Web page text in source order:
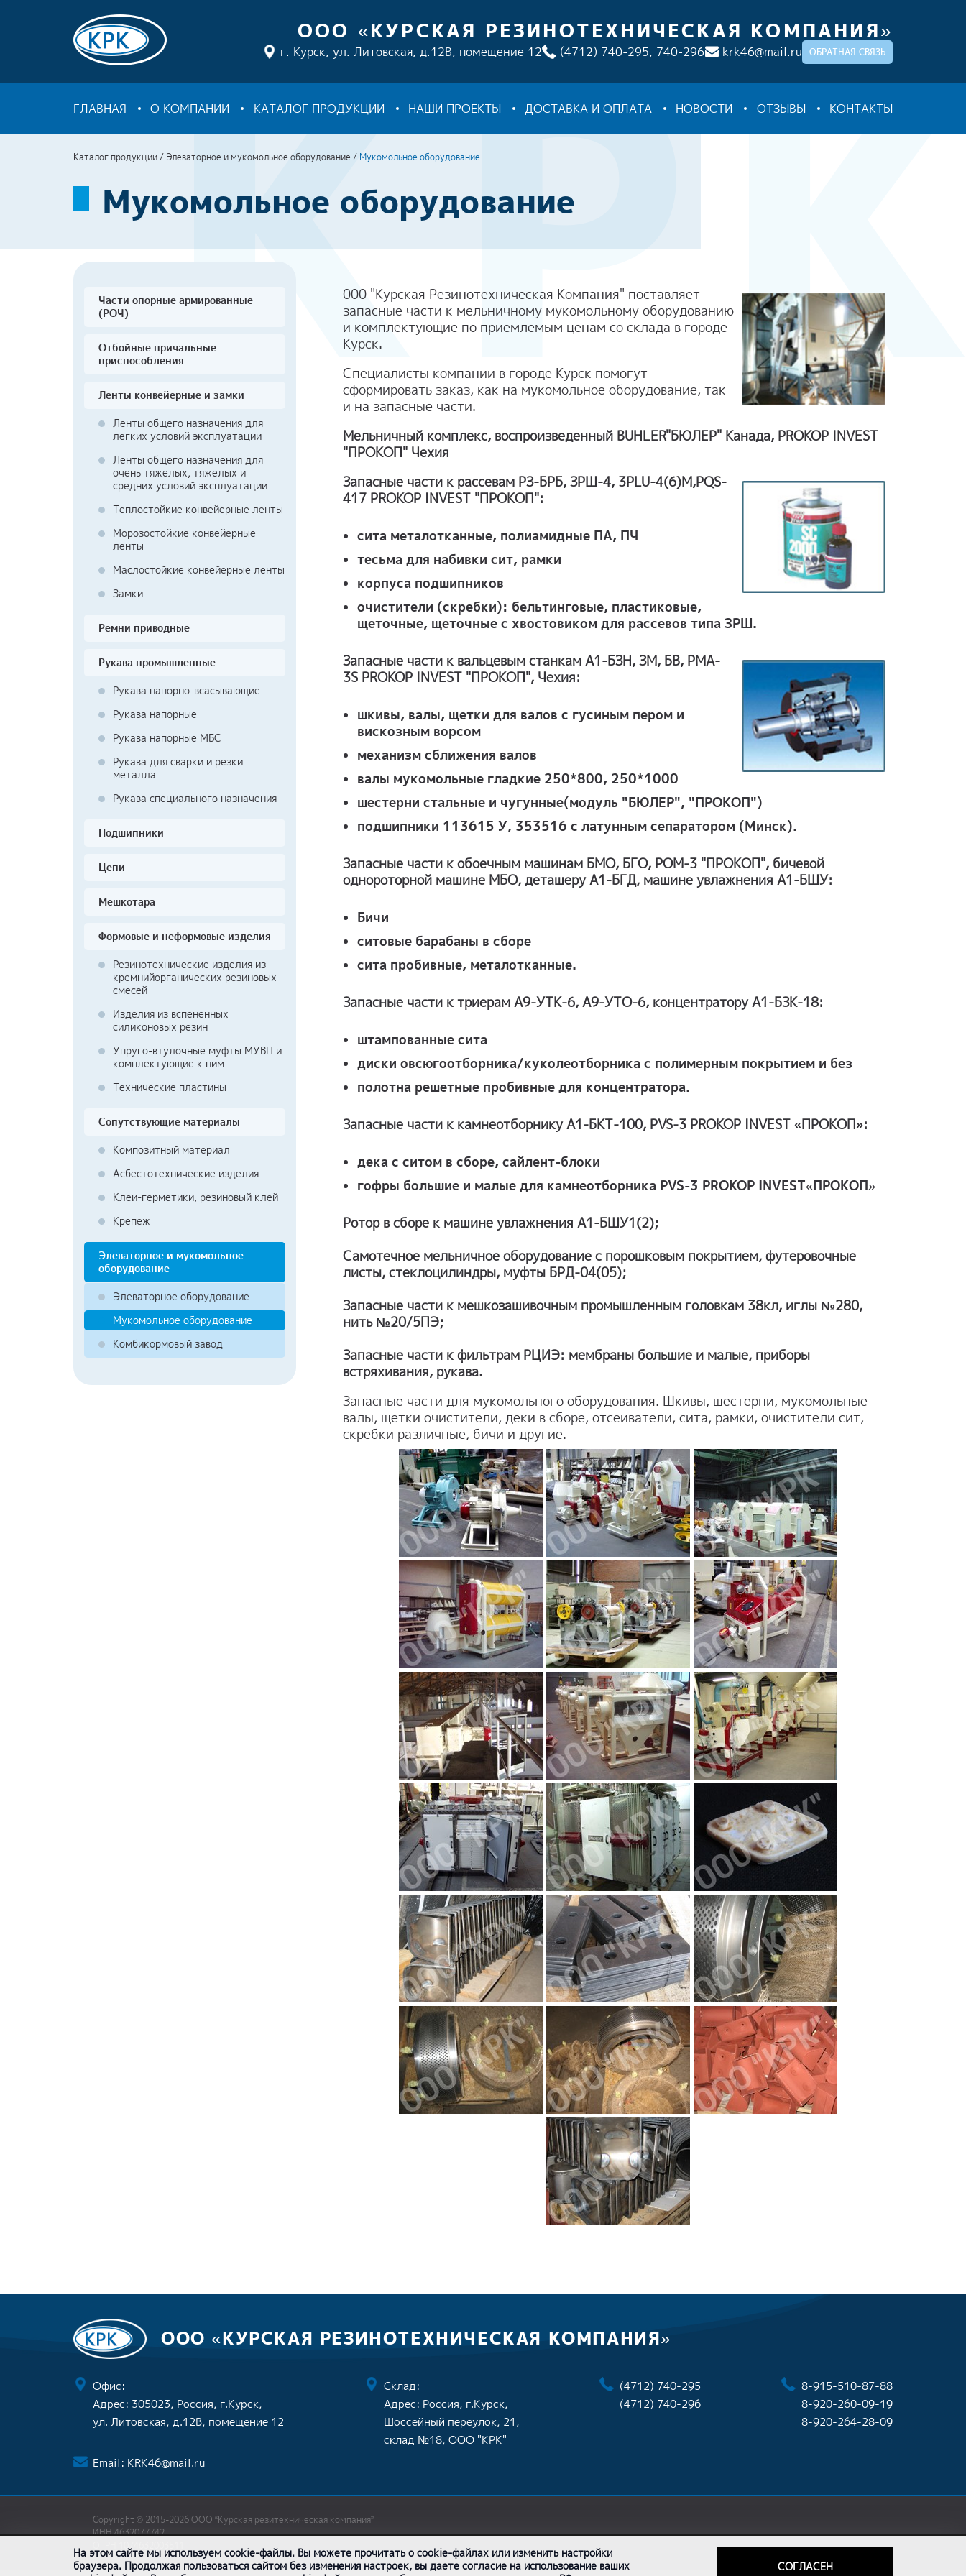
ООО «КУРСКАЯ РЕЗИНОТЕХНИЧЕСКАЯ КОМПАНИЯ»
г. Курск, ул. Литовская, д.12В, помещение 12 (4712) 740-295, 740-296 krk46@mail.ru ОБРАТНАЯ СВЯЗЬ
ГЛАВНАЯ О КОМПАНИИ КАТАЛОГ ПРОДУКЦИИ НАШИ ПРОЕКТЫ ДОСТАВКА И ОПЛАТА НОВОСТИ ОТЗЫВЫ КОНТАКТЫ
Каталог продукции/ Элеваторное и мукомольное оборудование / Мукомольное оборудование
Мукомольное оборудование
Части опорные армированные
(РОЧ)
Отбойные причальные
приспособления
Ленты конвейерные и замки
Ленты общего назначения для
легких условий эксплуатации
Ленты общего назначения для
очень тяжелых, тяжелых и
средних условий эксплуатации
Теплостойкие конвейерные ленты
Морозостойкие конвейерные
ленты
Маслостойкие конвейерные ленты
Замки
Ремни приводные
Рукава промышленные
Рукава напорно-всасывающие
Рукава напорные
Рукава напорные МБС
Рукава для сварки и резки
металла
Рукава специального назначения
Подшипники
Цепи
Мешкотара
Формовые и неформовые изделия
Резинотехнические изделия из
кремнийорганических резиновых
смесей
Изделия из вспененных
силиконовых резин
Упруго-втулочные муфты МУВП и
комплектующие к ним
Технические пластины
Сопутствующие материалы
Композитный материал
Асбестотехнические изделия
Клеи-герметики, резиновый клей
Крепеж
Элеваторное и мукомольное
оборудование
Элеваторное оборудование
Мукомольное оборудование
Комбикормовый завод
000 "Курская Резинотехническая Компания" поставляет
запасные части к мельничному мукомольному оборудованию
и комплектующие по приемлемым ценам со склада в городе
Курск.
Специалисты компании в городе Курск помогут
сформировать заказ, как на мукомольное оборудование, так
и на запасные части.
Мельничный комплекс, воспроизведенный BUHLER"БЮЛЕР" Канада, PROKOP INVEST
"ПРОКОП" Чехия
Запасные части к рассевам РЗ-БРБ, ЗРШ-4, 3PLU-4(6)M,PQS-
417 PROKOP INVEST "ПРОКОП":
сита металотканные, полиамидные ПА, ПЧ
тесьма для набивки сит, рамки
корпуса подшипников
очистители (скребки): бельтинговые, пластиковые,
щеточные, щеточные с хвостовиком для рассевов типа ЗРШ.
Запасные части к вальцевым станкам А1-БЗН, ЗМ, БВ, PMA-
3S PROKOP INVEST "ПРОКОП", Чехия:
шкивы, валы, щетки для валов с гусиным пером и
вискозным ворсом
механизм сближения валов
валы мукомольные гладкие 250*800, 250*1000
шестерни стальные и чугунные(модуль "БЮЛЕР", "ПРОКОП")
подшипники 113615 У, 353516 с латунным сепаратором (Минск).
Запасные части к обоечным машинам БМО, БГО, РОМ-3 "ПРОКОП", бичевой
однороторной машине МБО, деташеру А1-БГД, машине увлажнения А1-БШУ:
Бичи
ситовые барабаны в сборе
сита пробивные, металотканные.
Запасные части к триерам А9-УТК-6, А9-УТО-6, концентратору А1-БЗК-18:
штампованные сита
диски овсюгоотборника/куколеотборника с полимерным покрытием и без
полотна решетные пробивные для концентратора.
Запасные части к камнеотборнику А1-БКТ-100, PVS-3 PROKOP INVEST «ПРОКОП»:
дека с ситом в сборе, сайлент-блоки
гофры большие и малые для камнеотборника PVS-3 PROKOP INVEST«ПРОКОП»
Ротор в сборе к машине увлажнения А1-БШУ1(2);
Самотечное мельничное оборудование с порошковым покрытием, футеровочные
листы, стеклоцилиндры, муфты БРД-04(05);
Запасные части к мешкозашивочным промышленным головкам 38кл, иглы №280,
нить №20/5ПЭ;
Запасные части к фильтрам РЦИЭ: мембраны большие и малые, приборы
встряхивания, рукава.
Запасные части для мукомольного оборудования. Шкивы, шестерни, мукомольные
валы, щетки очистители, деки в сборе, отсеиватели, сита, рамки, очистители сит,
скребки различные, бичи и другие.
ООО «КУРСКАЯ РЕЗИНОТЕХНИЧЕСКАЯ КОМПАНИЯ»
Офис:
Адрес: 305023, Россия, г.Курск,
ул. Литовская, д.12В, помещение 12
Склад:
Адрес: Россия, г.Курск,
Шоссейный переулок, 21,
склад №18, ООО "КРК"
(4712) 740-295
(4712) 740-296
8-915-510-87-88
8-920-260-09-19
8-920-264-28-09
Email: KRK46@mail.ru
Copyright © 2015-2026 ООО “Курская резитехническая компания”
ИНН 4632077742
ОГРН 1074632003511
На этом сайте мы используем cookie-файлы. Вы можете прочитать о cookie-файлах или изменить настройки
браузера. Продолжая пользоваться сайтом без изменения настроек, вы даете согласие на использование ваших
СОГЛАСЕН